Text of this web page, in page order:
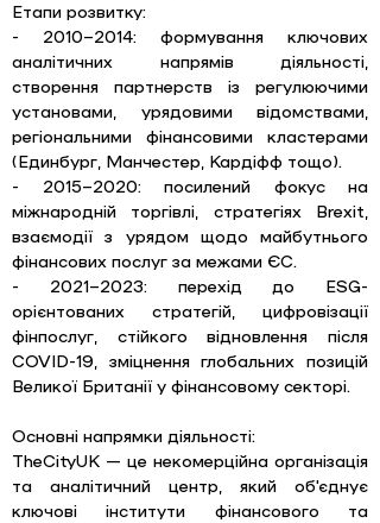
Етапи розвитку:
- 2010–2014: формування ключових
аналітичних напрямів діяльності,
створення партнерств із регулюючими
установами, урядовими відомствами,
регіональними фінансовими кластерами
(Единбург, Манчестер, Кардіфф тощо).
- 2015–2020: посилений фокус на
міжнародній торгівлі, стратегіях Brexit,
взаємодії з урядом щодо майбутнього
фінансових послуг за межами ЄС.
- 2021–2023: перехід до ESG-
орієнтованих стратегій, цифровізації
фінпослуг, стійкого відновлення після
COVID-19, зміцнення глобальних позицій
Великої Британії у фінансовому секторі.
Основні напрямки діяльності:
TheCityUK — це некомерційна організація
та аналітичний центр, який об'єднує
ключові інститути фінансового та